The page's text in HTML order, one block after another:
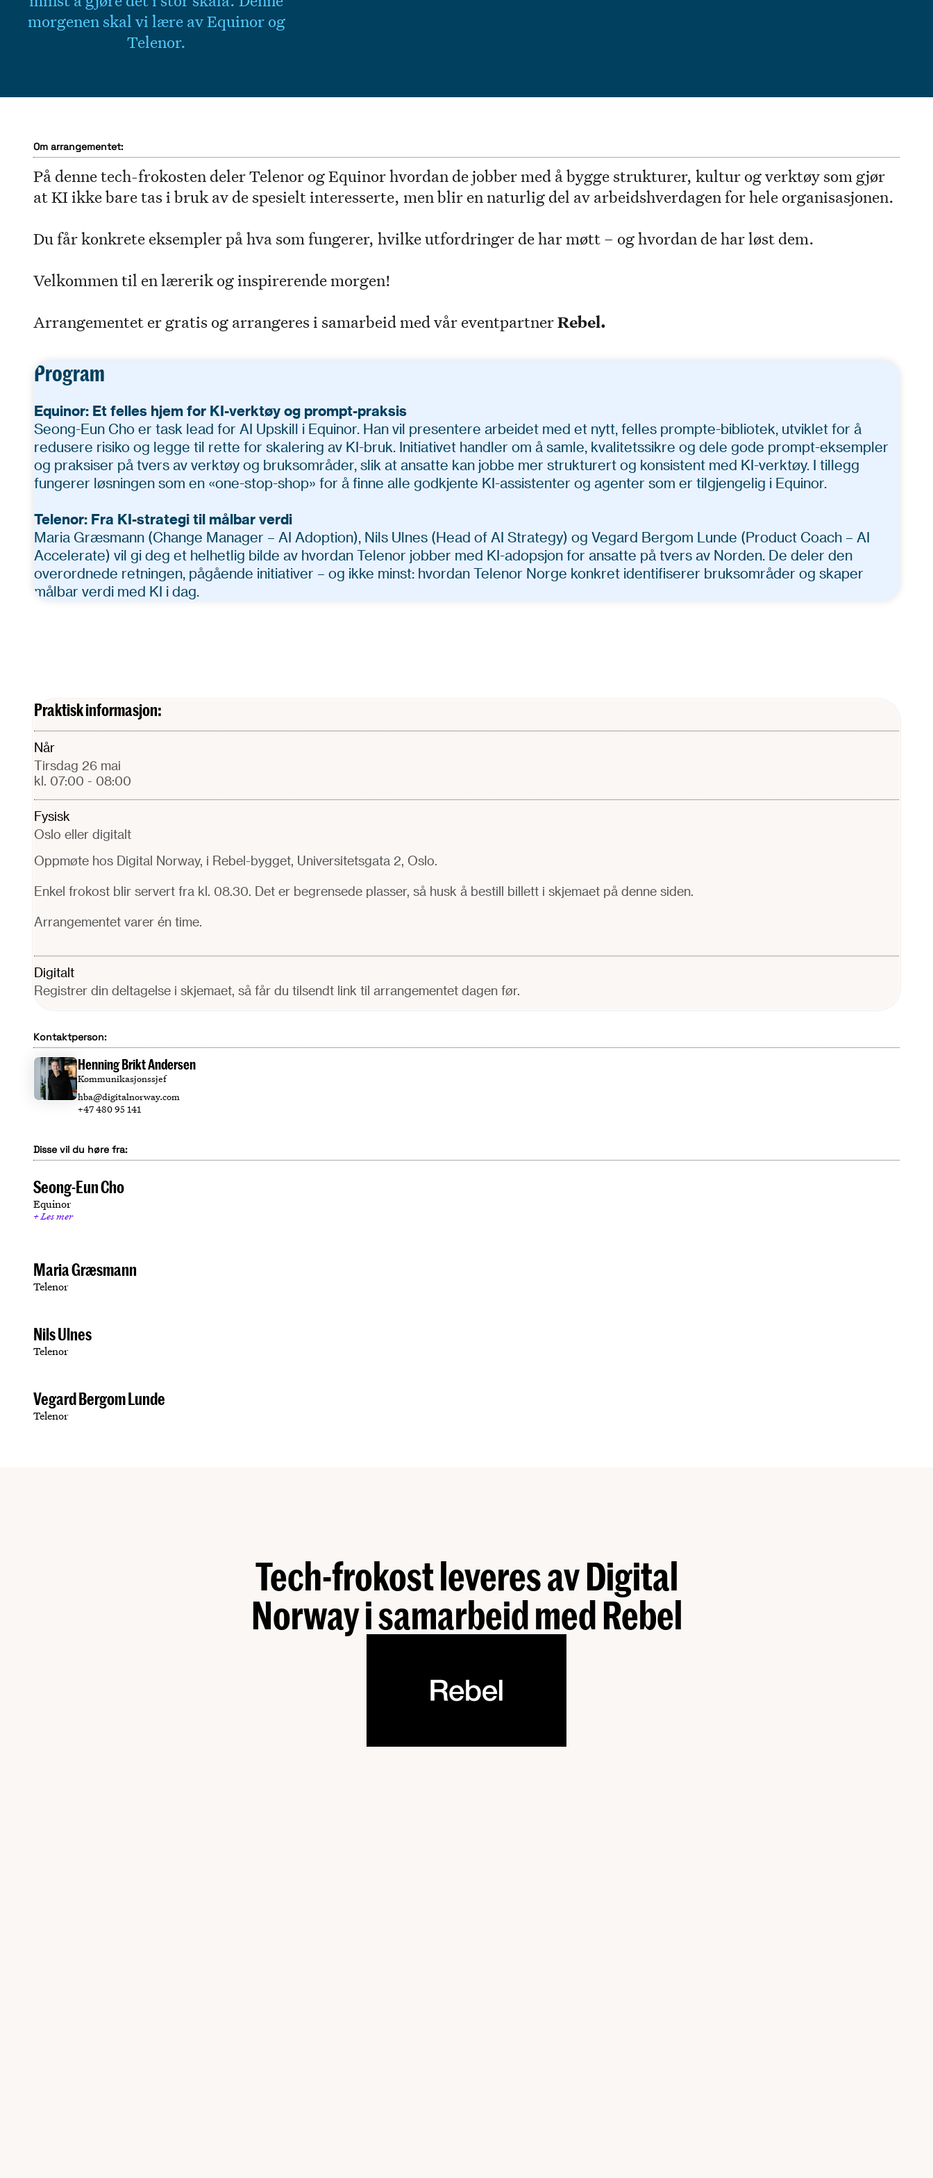
morgenen skal vi lære av Equinor og
Telenor.
Om arrangementet:
På denne tech-frokosten deler Telenor og Equinor hvordan de jobber med å bygge strukturer, kultur og verktøy som gjør
at KI ikke bare tas i bruk av de spesielt interesserte, men blir en naturlig del av arbeidshverdagen for hele organisasjonen.
Du får konkrete eksempler på hva som fungerer, hvilke utfordringer de har møtt – og hvordan de har løst dem.
Velkommen til en lærerik og inspirerende morgen!
Arrangementet er gratis og arrangeres i samarbeid med vår eventpartnerRebel.
Program
Equinor: Et felles hjem for KI-verktøy og prompt-praksis
Seong-Eun Cho er task lead for AI Upskill i Equinor. Han vil presentere arbeidet med et nytt, felles prompte-bibliotek, utviklet for å
redusere risiko og legge til rette for skalering av KI-bruk. Initiativet handler om å samle, kvalitetssikre og dele gode prompt-eksempler
og praksiser på tvers av verktøy og bruksområder, slik at ansatte kan jobbe mer strukturert og konsistent med KI-verktøy. I tillegg
fungerer løsningen som en «one-stop-shop» for å finne alle godkjente KI-assistenter og agenter som er tilgjengelig i Equinor.
Telenor: Fra KI-strategi til målbar verdi
Maria Græsmann (Change Manager – AI Adoption), Nils Ulnes (Head of AI Strategy) og Vegard Bergom Lunde (Product Coach – AI
Accelerate) vil gi deg et helhetlig bilde av hvordan Telenor jobber med KI-adopsjon for ansatte på tvers av Norden. De deler den
overordnede retningen, pågående initiativer – og ikke minst: hvordan Telenor Norge konkret identifiserer bruksområder og skaper
målbar verdi med KI i dag.
Praktisk informasjon:
Når
tirsdag 26 mai
kl. 07:00 - 08:00
Fysisk
Oslo eller digitalt
Oppmøte hos Digital Norway, i Rebel-bygget, Universitetsgata 2, Oslo.
Enkel frokost blir servert fra kl. 08.30. Det er begrensede plasser, så husk å bestill billett i skjemaet på denne siden.
Arrangementet varer én time.
Digitalt
Registrer din deltagelse i skjemaet, så får du tilsendt link til arrangementet dagen før.
Kontaktperson:
Henning Brikt Andersen
Kommunikasjonssjef
hba@digitalnorway.com
+47 480 95 141
Disse vil du høre fra:
Seong-Eun Cho
Equinor
Les mer
Maria Græsmann
Telenor
Nils Ulnes
Telenor
Vegard Bergom Lunde
Telenor
Tech-frokost leveres av Digital
Norway i samarbeid med Rebel